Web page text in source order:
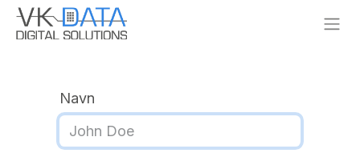
Skip to Content
Navn